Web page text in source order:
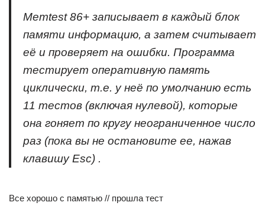
Memtest 86+ записывает в каждый блок
памяти информацию, а затем считывает
её и проверяет на ошибки. Программа
тестирует оперативную память
циклически, т.е. у неё по умолчанию есть
11 тестов (включая нулевой), которые
она гоняет по кругу неограниченное число
раз (пока вы не остановите ее, нажав
клавишу Esc) .
Все хорошо с памятью // прошла тест